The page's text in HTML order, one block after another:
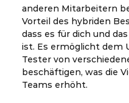
anderen Mitarbeitern
Vorteil des hybriden
dass es für dich und
ist. Es ermöglicht dem
Tester von
beschäftigen, was die
Teams erhöht.